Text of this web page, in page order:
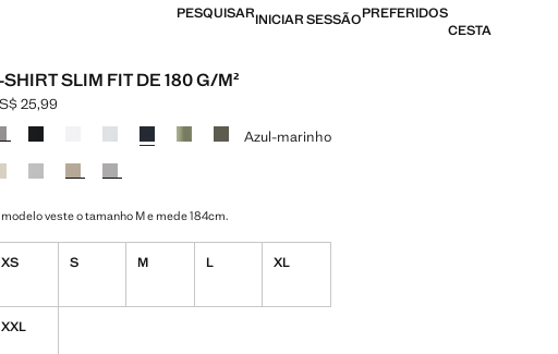
PESQUISARINICIAR SESSÃOPREFERIDOS
CESTA
SHIRT SLIM FIT DE 180 G/M²
atual [US$ 25,99 ]
25,99
uma cor
Azul-marinho
veste o tamanho M e mede 184cm.
XS S M L XL
XXL